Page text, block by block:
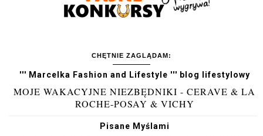
CHĘTNIE ZAGLĄDAM:
''' Marcelka Fashion and Lifestyle ''' blog lifestylowy
MOJE WAKACYJNE NIEZBĘDNIKI - CERAVE & LA
ROCHE-POSAY & VICHY
Pisane Myślami